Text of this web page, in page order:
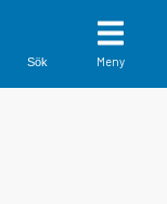
Sök Meny